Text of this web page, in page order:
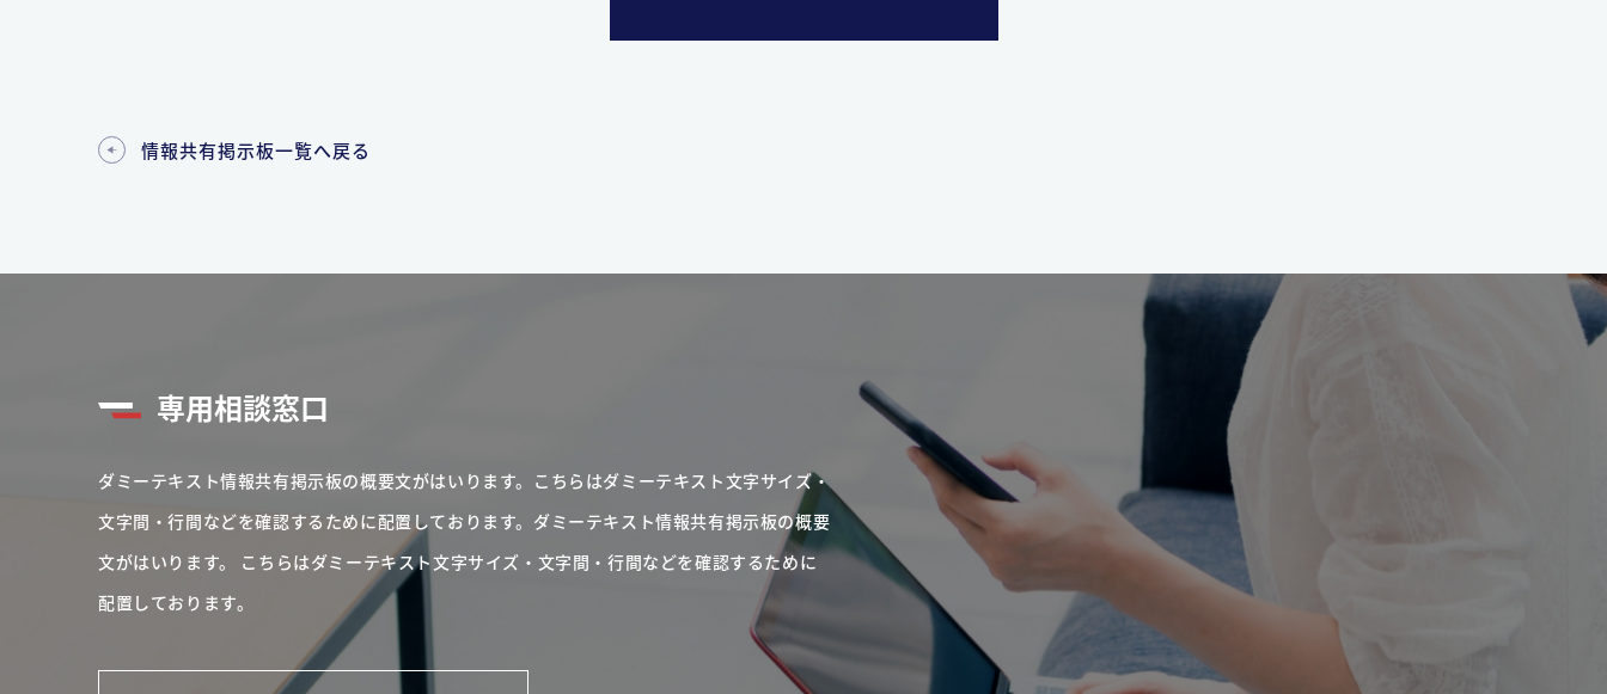
情報共有掲示板一覧へ戻る
専用相談窓口
ダミーテキスト情報共有掲示板の概要文がはいります。こちらはダミーテキスト文字サイズ・
文字間・行間などを確認するために配置しております。ダミーテキスト情報共有掲示板の概要
文がはいります。 こちらはダミーテキスト文字サイズ・文字間・行間などを確認するために
配置しております。